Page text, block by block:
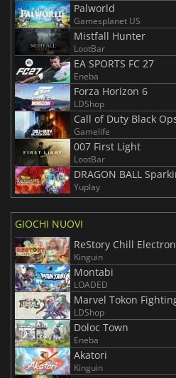
Palworld
Gamesplanet US
Mistfall Hunter
LootBar
EA SPORTS FC 27
Eneba
Forza Horizon 6
LDShop
Call of Duty Black
Gamelife
007 First Light
LootBar
Yuplay
GIOCHI NUOVI
ReStory Chill
Kinguin
Montabi
LOADED
Marvel Tokon
LDShop
Doloc Town
Eneba
Akatori
Kinguin